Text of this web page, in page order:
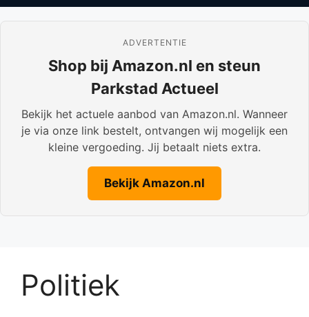
ADVERTENTIE
Shop bij Amazon.nl en steun
Parkstad Actueel
Bekijk het actuele aanbod van Amazon.nl. Wanneer
je via onze link bestelt, ontvangen wij mogelijk een
kleine vergoeding. Jij betaalt niets extra.
Bekijk Amazon.nl
Politiek